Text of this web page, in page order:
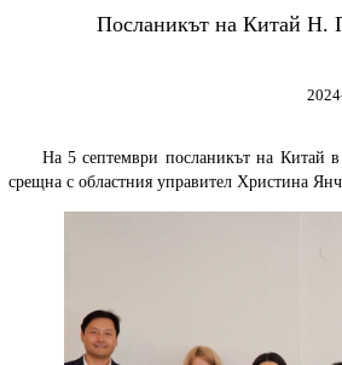
Посланикът на Китай Н.
На 5 септември посланикът на
срещна с областния управител Христина